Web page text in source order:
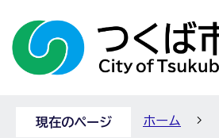
現在のページ ホーム